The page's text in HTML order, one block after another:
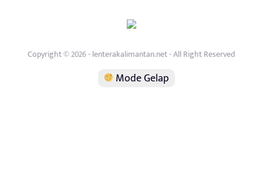
Copyright © 2026 - lenterakalimantan.net - All Right Reserved
Mode Gelap